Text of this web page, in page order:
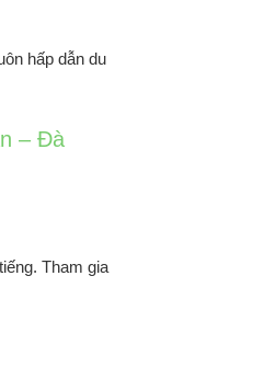
hấp dẫn du
– Đà
Tham gia